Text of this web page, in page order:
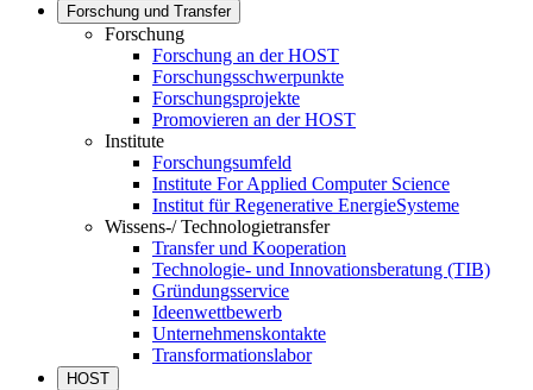
Forschung und Transfer
Forschung
Forschung an der HOST
Forschungsschwerpunkte
Forschungsprojekte
Promovieren an der HOST
Institute
Forschungsumfeld
Institute For Applied Computer Science
Institut für Regenerative EnergieSysteme
Wissens-/ Technologietransfer
Transfer und Kooperation
Technologie- und Innovationsberatung (TIB)
Gründungsservice
Ideenwettbewerb
Unternehmenskontakte
Transformationslabor
HOST